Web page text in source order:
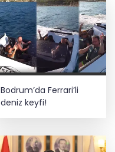
Bodrum’da Ferrari’li
deniz keyfi!